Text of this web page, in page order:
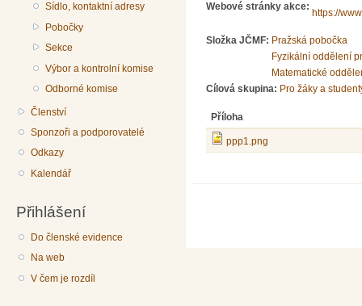
Sídlo, kontaktní adresy
Pobočky
Sekce
Výbor a kontrolní komise
Odborné komise
Členství
Sponzoři a podporovatelé
Odkazy
Kalendář
Přihlášení
Do členské evidence
Na web
V čem je rozdíl
Webové stránky akce:
https://
Složka JČMF: Pražská pobočka
Fyzikální oddělení
Matematické
Cílová skupina: Pro žáky a
Příloha
ppp1.png